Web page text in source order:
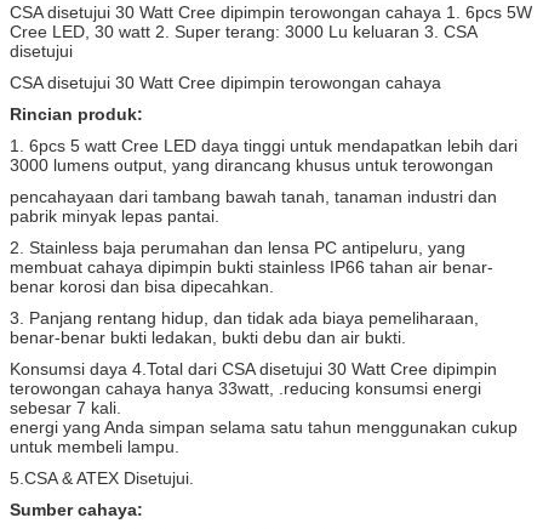
CSA disetujui 30 Watt Cree dipimpin terowongan cahaya 1. 6pcs 5W
Cree LED, 30 watt 2. Super terang: 3000 Lu keluaran 3. CSA
disetujui
CSA disetujui 30 Watt Cree dipimpin terowongan cahaya
Rincian produk:
1. 6pcs 5 watt Cree LED daya tinggi untuk mendapatkan lebih dari
3000 lumens output, yang dirancang khusus untuk terowongan
pencahayaan dari tambang bawah tanah, tanaman industri dan
pabrik minyak lepas pantai.
2. Stainless baja perumahan dan lensa PC antipeluru, yang
membuat cahaya dipimpin bukti stainless IP66 tahan air benar-
benar korosi dan bisa dipecahkan.
3. Panjang rentang hidup, dan tidak ada biaya pemeliharaan,
benar-benar bukti ledakan, bukti debu dan air bukti.
Konsumsi daya 4.Total dari CSA disetujui 30 Watt Cree dipimpin
terowongan cahaya hanya 33watt, .reducing konsumsi energi
sebesar 7 kali.
energi yang Anda simpan selama satu tahun menggunakan cukup
untuk membeli lampu.
5.CSA & ATEX Disetujui.
Sumber cahaya: